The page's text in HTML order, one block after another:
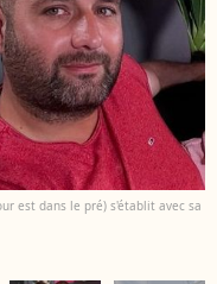
est dans le pré) s'établit avec sa